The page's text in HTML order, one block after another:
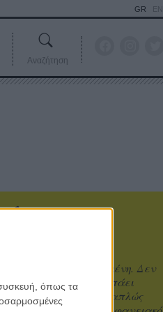
όπως τα
GR EN
Αναζήτηση
είναι υπερτιμημένη. Δεν
καλύτερο, δεν σε πάει
η επιτυχία. Είναι απλώς